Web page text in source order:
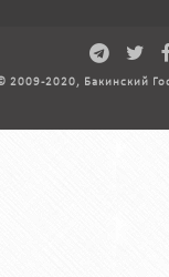
2009-2020, Бакинский